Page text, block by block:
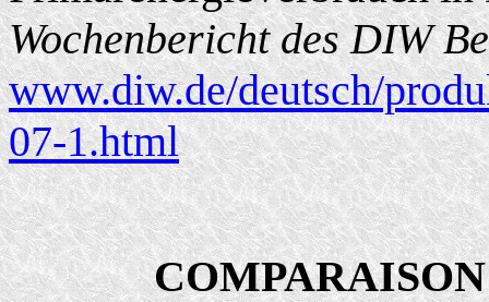
Wochenbericht des DIW
www.diw.de/deutsch/
07-1.html